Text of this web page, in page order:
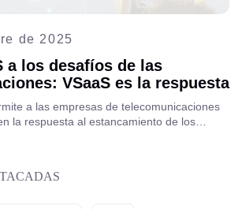
de 2025
a los desafíos de las
VSaaS es la respuesta
a las empresas de telecomunicaciones
la respuesta al estancamiento de los